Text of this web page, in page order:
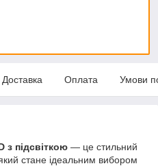
Доставка Оплата Умови
з підсвіткою — це стильний
стане ідеальним вибором